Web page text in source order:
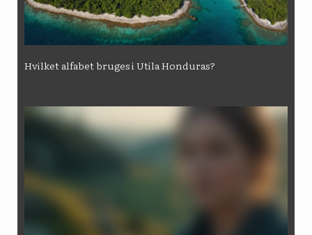
Hvilket alfabet bruges i Utila Honduras?